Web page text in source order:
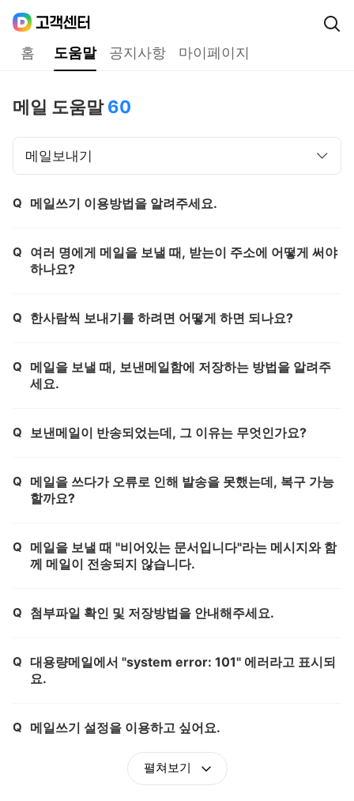
홈 도움말 공지사항 마이페이지
메일 도움말 60
메일보내기
Q 메일쓰기 이용방법을 알려주세요.
Q
여러 명에게 메일을 보낼 때, 받는이 주소에 어떻게 써야
하나요?
Q 한사람씩 보내기를 하려면 어떻게 하면 되나요?
Q
메일을 보낼 때, 보낸메일함에 저장하는 방법을 알려주
세요.
Q 보낸메일이 반송되었는데, 그 이유는 무엇인가요?
Q
메일을 쓰다가 오류로 인해 발송을 못했는데, 복구 가능
할까요?
Q
메일을 보낼 때 "비어있는 문서입니다"라는 메시지와 함
께 메일이 전송되지 않습니다.
Q 첨부파일 확인 및 저장방법을 안내해주세요.
Q 대용량메일에서 "system error: 101" 에러라고 표시되
요.
Q 메일쓰기 설정을 이용하고 싶어요.
펼쳐보기